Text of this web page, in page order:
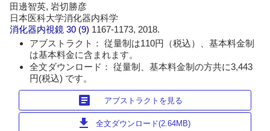
田邊智英, 岩切勝彦
日本医科大学消化器内科学
消化器内視鏡 30 (9) 1167-1173, 2018.
アブストラクト： 従量制は110円（税込）、基本料金制
は基本料金に含まれます。
全文ダウンロード： 従量制、基本料金制の方共に3,443
円(税込) です。
article アブストラクトを見る
download 全文ダウンロード(2.64MB)